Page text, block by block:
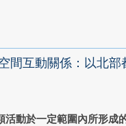
間互動關係：以北部
動於一定範圍內所形成